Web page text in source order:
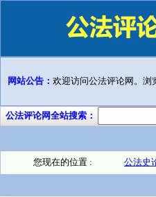
网站公告： 欢迎访问公法评论网。浏
公法评论网全站搜索：
您现在的位置 : 公法史